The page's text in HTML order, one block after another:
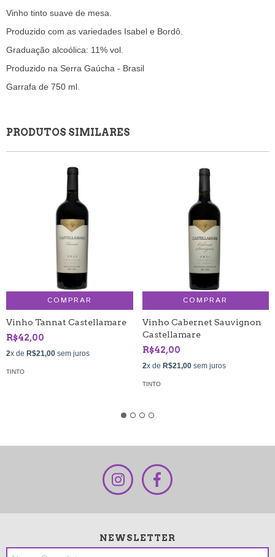
Vinho tinto suave de mesa.
Produzido com as variedades Isabel e Bordô.
Graduação alcoólica: 11% vol.
Produzido na Serra Gaúcha - Brasil
Garrafa de 750 ml.
PRODUTOS SIMILARES
COMPRAR
Vinho Tannat Castellamare
R$42,00
2x de R$21,00 sem juros
TINTO
COMPRAR
Vinho Cabernet Sauvignon
Castellamare
R$42,00
2x de R$21,00sem juros
TINTO
NEWSLETTER